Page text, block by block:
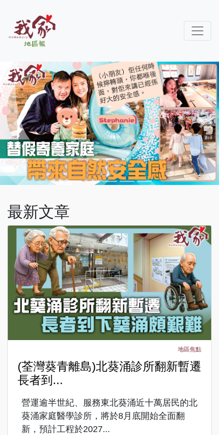
Previous Next
最新文章
地區焦點
(荃灣葵青離島)北葵涌診所翻新暫遷
長者到...
營運逾半世紀、服務東北葵涌近十萬居民的北
葵涌家庭醫學診所，將於8月底開始全面翻
新，預計工程於2027...